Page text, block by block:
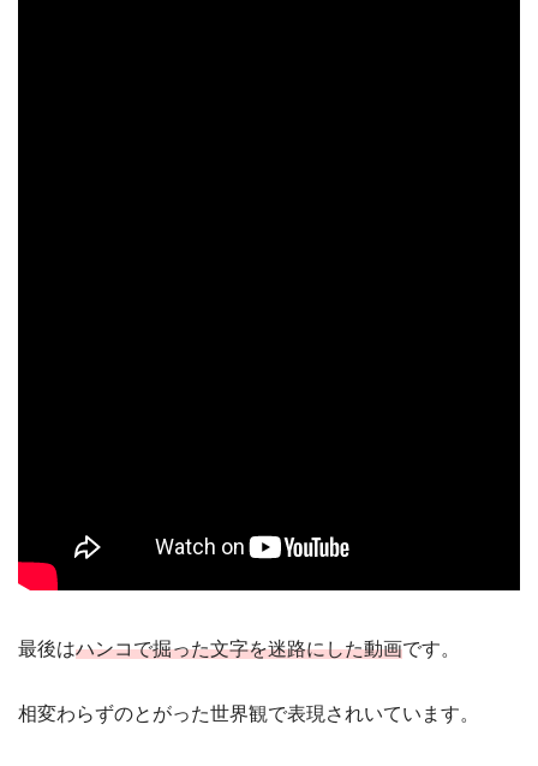
最後はハンコで掘った文字を迷路にした動画です。
相変わらずのとがった世界観で表現されいています。